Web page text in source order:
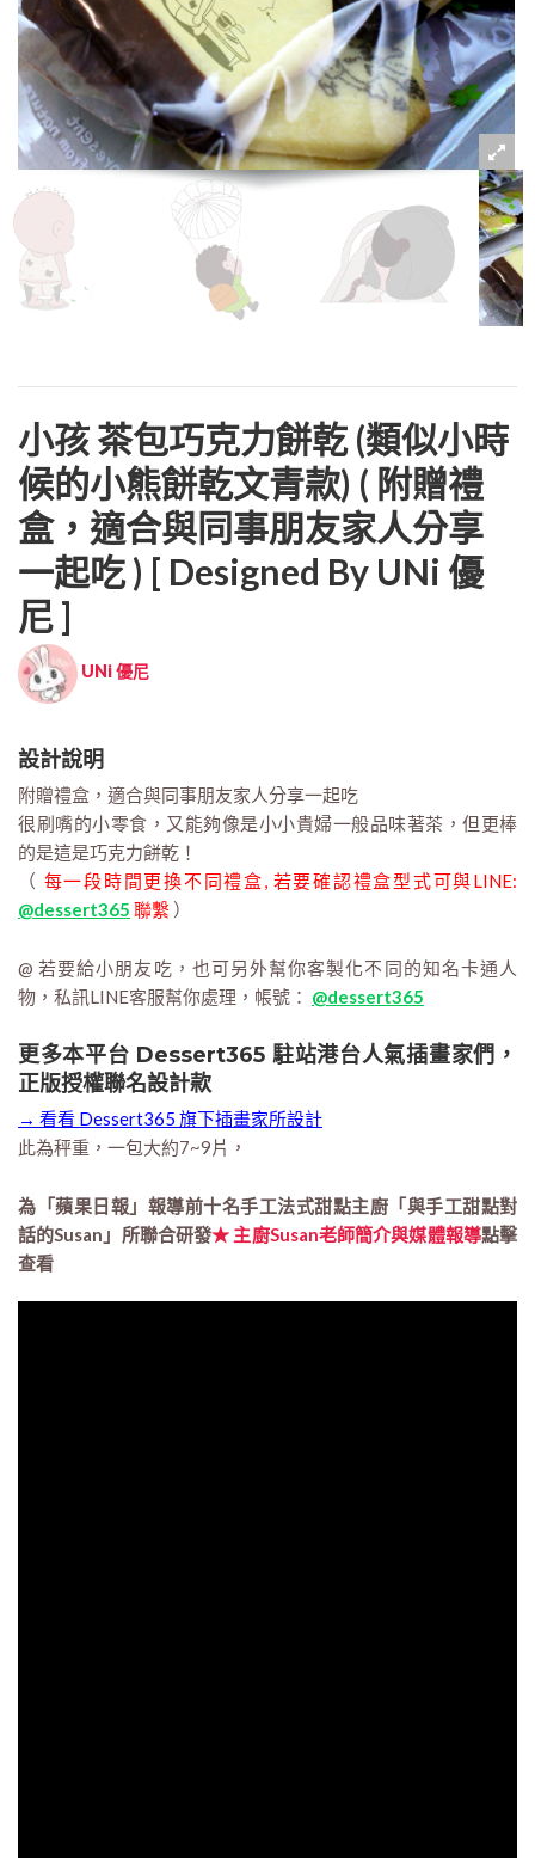
小孩 茶包巧克力餅乾 (類似小時
候的小熊餅乾文青款) ( 附贈禮
盒，適合與同事朋友家人分享
一起吃 ) [ Designed By UNi 優
尼 ]
UNi 優尼
設計說明
附贈禮盒，適合與同事朋友家人分享一起吃
很刷嘴的小零食，又能夠像是小小貴婦一般品味著茶，但更棒
的是這是巧克力餅乾！
（ 每一段時間更換不同禮盒, 若要確認禮盒型式可與LINE:
@dessert365 聯繫 ）
@ 若要給小朋友吃，也可另外幫你客製化不同的知名卡通人
物，私訊LINE客服幫你處理，帳號： @dessert365
更多本平台 Dessert365 駐站港台人氣插畫家們，
正版授權聯名設計款
→ 看看 Dessert365 旗下插畫家所設計
此為秤重，一包大約7~9片，
為「蘋果日報」報導前十名手工法式甜點主廚「與手工甜點對
話的Susan」所聯合研發★ 主廚Susan老師簡介與媒體報導點擊
查看